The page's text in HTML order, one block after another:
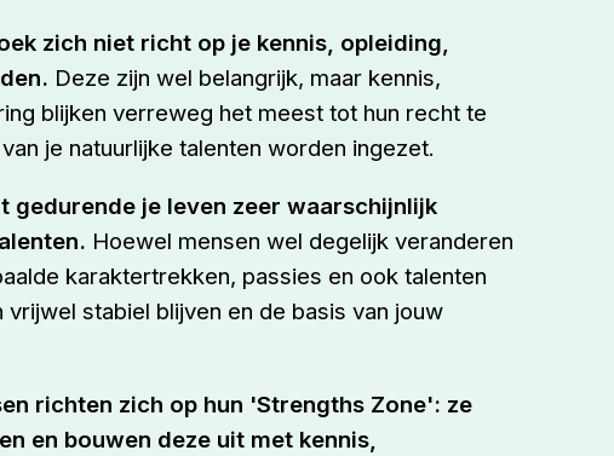
zich niet richt op je kennis, opleiding,
Deze zijn wel belangrijk, maar kennis,
blijken verreweg het meest tot hun recht te
je natuurlijke talenten worden ingezet.
gedurende je leven zeer waarschijnlijk
Hoewel mensen wel degelijk veranderen
karaktertrekken, passies en ook talenten
stabiel blijven en de basis van jouw
richten zich op hun 'Strengths Zone': ze
en bouwen deze uit met kennis,